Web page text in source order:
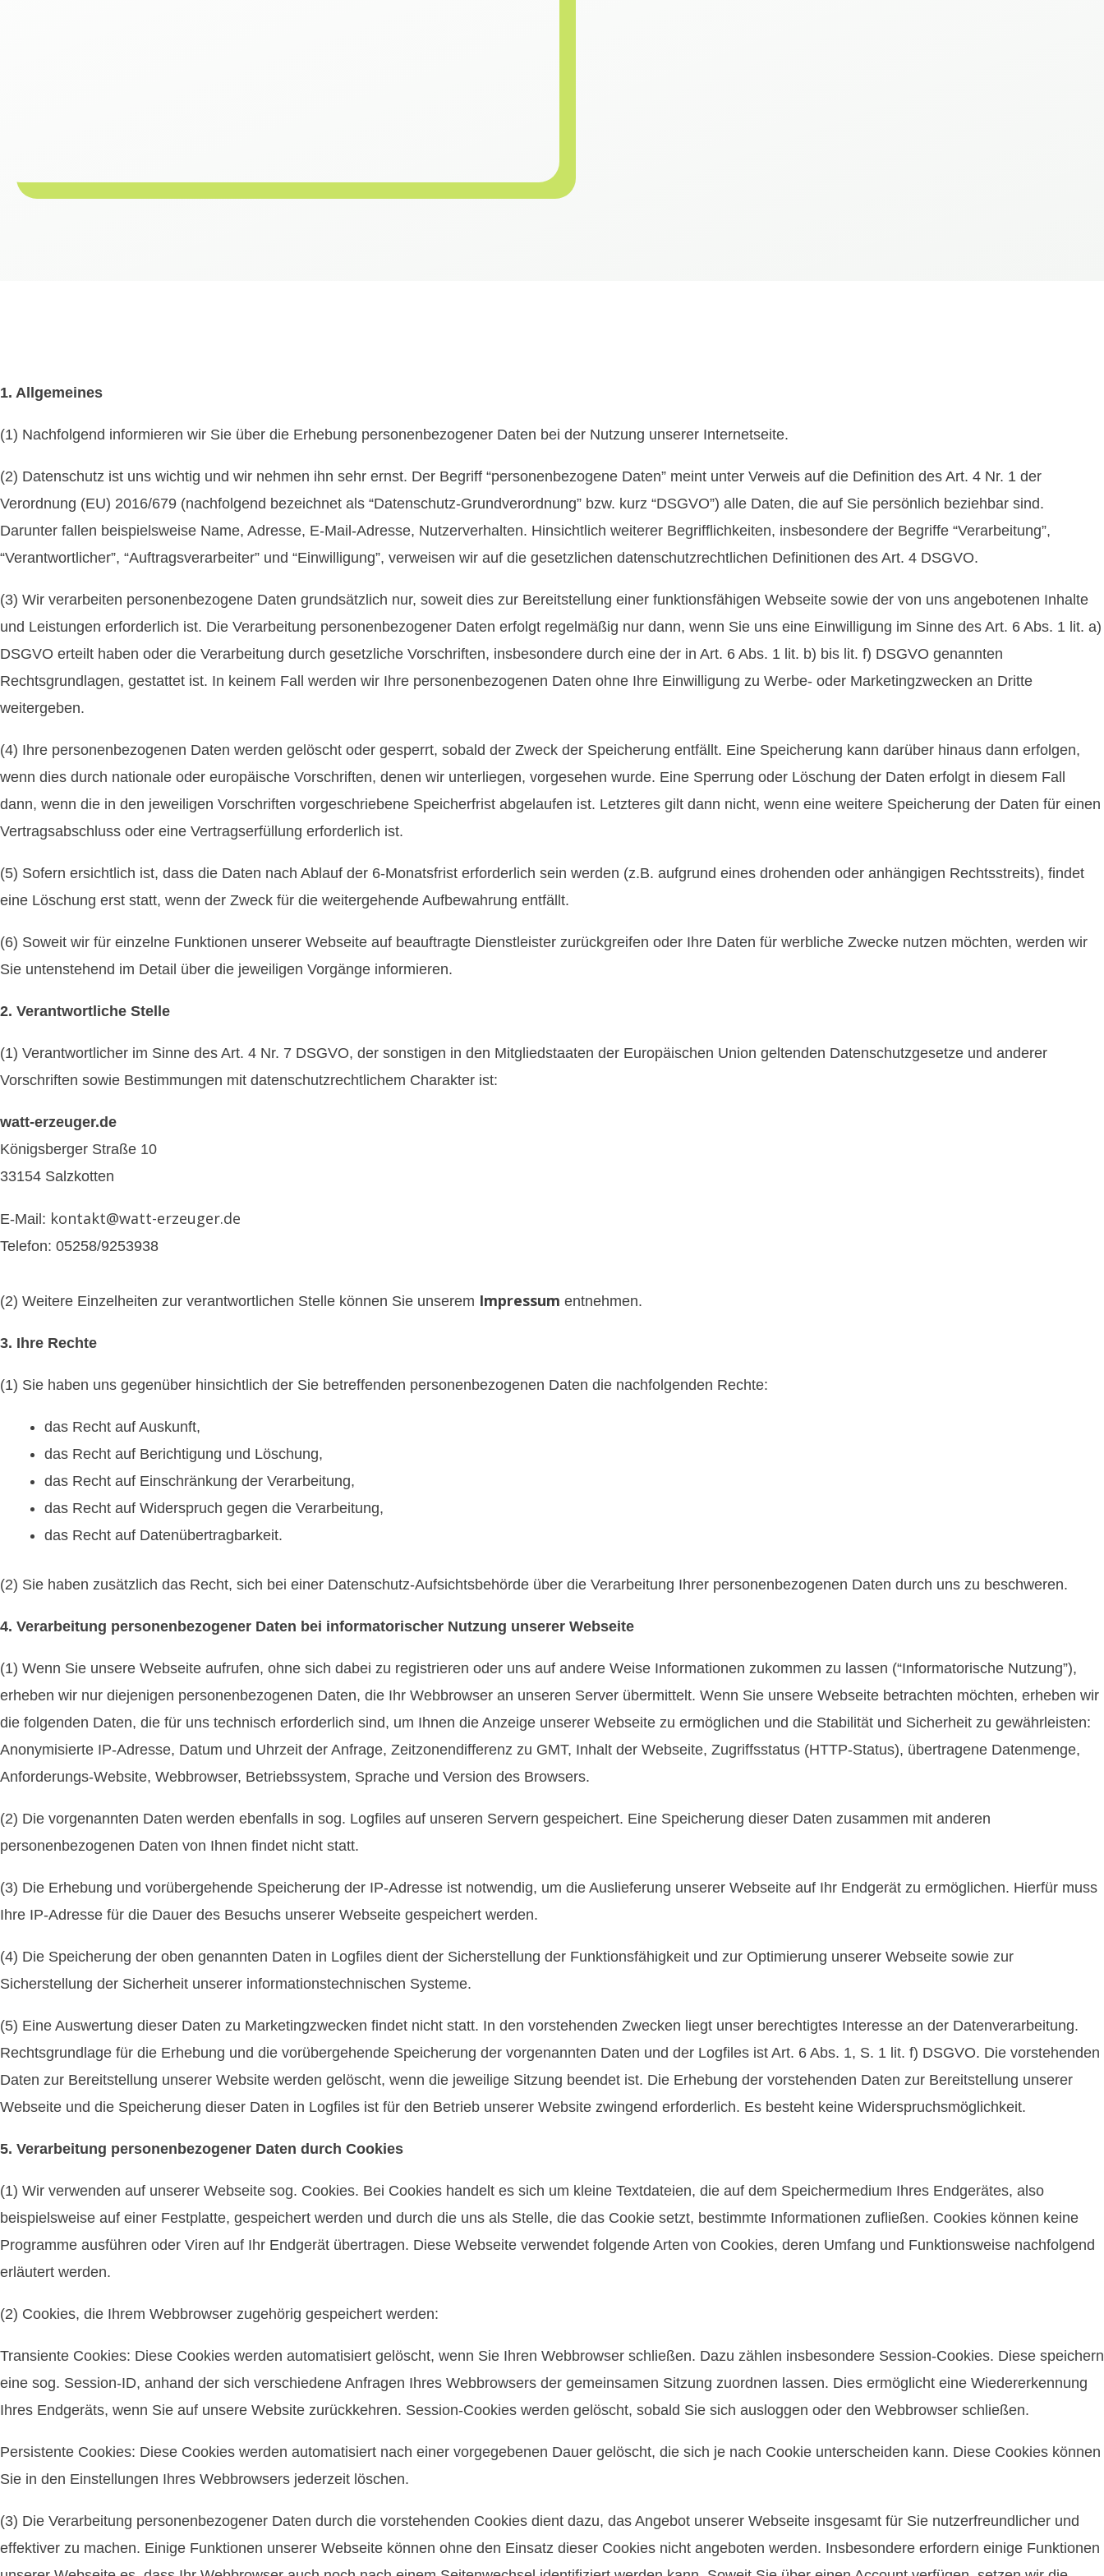
1. Allgemeines
(1) Nachfolgend informieren wir Sie über die Erhebung personenbezogener Daten bei der Nutzung unserer Internetseite.
(2) Datenschutz ist uns wichtig und wir nehmen ihn sehr ernst. Der Begriff “personenbezogene Daten” meint unter Verweis auf die Definition des Art. 4 Nr. 1 der
Verordnung (EU) 2016/679 (nachfolgend bezeichnet als “Datenschutz-Grundverordnung” bzw. kurz “DSGVO”) alle Daten, die auf Sie persönlich beziehbar sind.
Darunter fallen beispielsweise Name, Adresse, E-Mail-Adresse, Nutzerverhalten. Hinsichtlich weiterer Begrifflichkeiten, insbesondere der Begriffe “Verarbeitung”,
“Verantwortlicher”, “Auftragsverarbeiter” und “Einwilligung”, verweisen wir auf die gesetzlichen datenschutzrechtlichen Definitionen des Art. 4 DSGVO.
(3) Wir verarbeiten personenbezogene Daten grundsätzlich nur, soweit dies zur Bereitstellung einer funktionsfähigen Webseite sowie der von uns angebotenen Inhalte
und Leistungen erforderlich ist. Die Verarbeitung personenbezogener Daten erfolgt regelmäßig nur dann, wenn Sie uns eine Einwilligung im Sinne des Art. 6 Abs. 1 lit. a)
DSGVO erteilt haben oder die Verarbeitung durch gesetzliche Vorschriften, insbesondere durch eine der in Art. 6 Abs. 1 lit. b) bis lit. f) DSGVO genannten
Rechtsgrundlagen, gestattet ist. In keinem Fall werden wir Ihre personenbezogenen Daten ohne Ihre Einwilligung zu Werbe- oder Marketingzwecken an Dritte
weitergeben.
(4) Ihre personenbezogenen Daten werden gelöscht oder gesperrt, sobald der Zweck der Speicherung entfällt. Eine Speicherung kann darüber hinaus dann erfolgen,
wenn dies durch nationale oder europäische Vorschriften, denen wir unterliegen, vorgesehen wurde. Eine Sperrung oder Löschung der Daten erfolgt in diesem Fall
dann, wenn die in den jeweiligen Vorschriften vorgeschriebene Speicherfrist abgelaufen ist. Letzteres gilt dann nicht, wenn eine weitere Speicherung der Daten für einen
Vertragsabschluss oder eine Vertragserfüllung erforderlich ist.
(5) Sofern ersichtlich ist, dass die Daten nach Ablauf der 6-Monatsfrist erforderlich sein werden (z.B. aufgrund eines drohenden oder anhängigen Rechtsstreits), findet
eine Löschung erst statt, wenn der Zweck für die weitergehende Aufbewahrung entfällt.
(6) Soweit wir für einzelne Funktionen unserer Webseite auf beauftragte Dienstleister zurückgreifen oder Ihre Daten für werbliche Zwecke nutzen möchten, werden wir
Sie untenstehend im Detail über die jeweiligen Vorgänge informieren.
2. Verantwortliche Stelle
(1) Verantwortlicher im Sinne des Art. 4 Nr. 7 DSGVO, der sonstigen in den Mitgliedstaaten der Europäischen Union geltenden Datenschutzgesetze und anderer
Vorschriften sowie Bestimmungen mit datenschutzrechtlichem Charakter ist:
watt-erzeuger.de
Königsberger Straße 10
33154 Salzkotten
E-Mail: kontakt@watt-erzeuger.de
Telefon: 05258/9253938
(2) Weitere Einzelheiten zur verantwortlichen Stelle können Sie unserem Impressum entnehmen.
3. Ihre Rechte
(1) Sie haben uns gegenüber hinsichtlich der Sie betreffenden personenbezogenen Daten die nachfolgenden Rechte:
das Recht auf Auskunft,
das Recht auf Berichtigung und Löschung,
das Recht auf Einschränkung der Verarbeitung,
das Recht auf Widerspruch gegen die Verarbeitung,
das Recht auf Datenübertragbarkeit.
(2) Sie haben zusätzlich das Recht, sich bei einer Datenschutz-Aufsichtsbehörde über die Verarbeitung Ihrer personenbezogenen Daten durch uns zu beschweren.
4. Verarbeitung personenbezogener Daten bei informatorischer Nutzung unserer Webseite
(1) Wenn Sie unsere Webseite aufrufen, ohne sich dabei zu registrieren oder uns auf andere Weise Informationen zukommen zu lassen (“Informatorische Nutzung”),
erheben wir nur diejenigen personenbezogenen Daten, die Ihr Webbrowser an unseren Server übermittelt. Wenn Sie unsere Webseite betrachten möchten, erheben wir
die folgenden Daten, die für uns technisch erforderlich sind, um Ihnen die Anzeige unserer Webseite zu ermöglichen und die Stabilität und Sicherheit zu gewährleisten:
Anonymisierte IP-Adresse, Datum und Uhrzeit der Anfrage, Zeitzonendifferenz zu GMT, Inhalt der Webseite, Zugriffsstatus (HTTP-Status), übertragene Datenmenge,
Anforderungs-Website, Webbrowser, Betriebssystem, Sprache und Version des Browsers.
(2) Die vorgenannten Daten werden ebenfalls in sog. Logfiles auf unseren Servern gespeichert. Eine Speicherung dieser Daten zusammen mit anderen
personenbezogenen Daten von Ihnen findet nicht statt.
(3) Die Erhebung und vorübergehende Speicherung der IP-Adresse ist notwendig, um die Auslieferung unserer Webseite auf Ihr Endgerät zu ermöglichen. Hierfür muss
Ihre IP-Adresse für die Dauer des Besuchs unserer Webseite gespeichert werden.
(4) Die Speicherung der oben genannten Daten in Logfiles dient der Sicherstellung der Funktionsfähigkeit und zur Optimierung unserer Webseite sowie zur
Sicherstellung der Sicherheit unserer informationstechnischen Systeme.
(5) Eine Auswertung dieser Daten zu Marketingzwecken findet nicht statt. In den vorstehenden Zwecken liegt unser berechtigtes Interesse an der Datenverarbeitung.
Rechtsgrundlage für die Erhebung und die vorübergehende Speicherung der vorgenannten Daten und der Logfiles ist Art. 6 Abs. 1, S. 1 lit. f) DSGVO. Die vorstehenden
Daten zur Bereitstellung unserer Website werden gelöscht, wenn die jeweilige Sitzung beendet ist. Die Erhebung der vorstehenden Daten zur Bereitstellung unserer
Webseite und die Speicherung dieser Daten in Logfiles ist für den Betrieb unserer Website zwingend erforderlich. Es besteht keine Widerspruchsmöglichkeit.
5. Verarbeitung personenbezogener Daten durch Cookies
(1) Wir verwenden auf unserer Webseite sog. Cookies. Bei Cookies handelt es sich um kleine Textdateien, die auf dem Speichermedium Ihres Endgerätes, also
beispielsweise auf einer Festplatte, gespeichert werden und durch die uns als Stelle, die das Cookie setzt, bestimmte Informationen zufließen. Cookies können keine
Programme ausführen oder Viren auf Ihr Endgerät übertragen. Diese Webseite verwendet folgende Arten von Cookies, deren Umfang und Funktionsweise nachfolgend
erläutert werden.
(2) Cookies, die Ihrem Webbrowser zugehörig gespeichert werden:
Transiente Cookies: Diese Cookies werden automatisiert gelöscht, wenn Sie Ihren Webbrowser schließen. Dazu zählen insbesondere Session-Cookies. Diese speichern
eine sog. Session-ID, anhand der sich verschiedene Anfragen Ihres Webbrowsers der gemeinsamen Sitzung zuordnen lassen. Dies ermöglicht eine Wiedererkennung
Ihres Endgeräts, wenn Sie auf unsere Website zurückkehren. Session-Cookies werden gelöscht, sobald Sie sich ausloggen oder den Webbrowser schließen.
Persistente Cookies: Diese Cookies werden automatisiert nach einer vorgegebenen Dauer gelöscht, die sich je nach Cookie unterscheiden kann. Diese Cookies können
Sie in den Einstellungen Ihres Webbrowsers jederzeit löschen.
(3) Die Verarbeitung personenbezogener Daten durch die vorstehenden Cookies dient dazu, das Angebot unserer Webseite insgesamt für Sie nutzerfreundlicher und
effektiver zu machen. Einige Funktionen unserer Webseite können ohne den Einsatz dieser Cookies nicht angeboten werden. Insbesondere erfordern einige Funktionen